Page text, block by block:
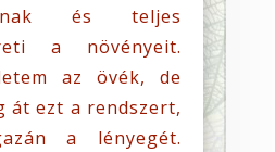
és teljes
a növényeit.
az övék, de
át ezt a rendszert,
a lényegét.